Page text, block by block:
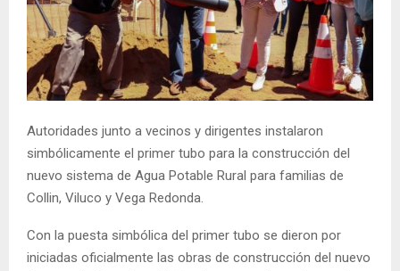
M
E
U
Autoridades junto a vecinos y dirigentes instalaron
simbólicamente el primer tubo para la construcción del
nuevo sistema de Agua Potable Rural para familias de
Collin, Viluco y Vega Redonda.
Con la puesta simbólica del primer tubo se dieron por
iniciadas oficialmente las obras de construcción del nuevo